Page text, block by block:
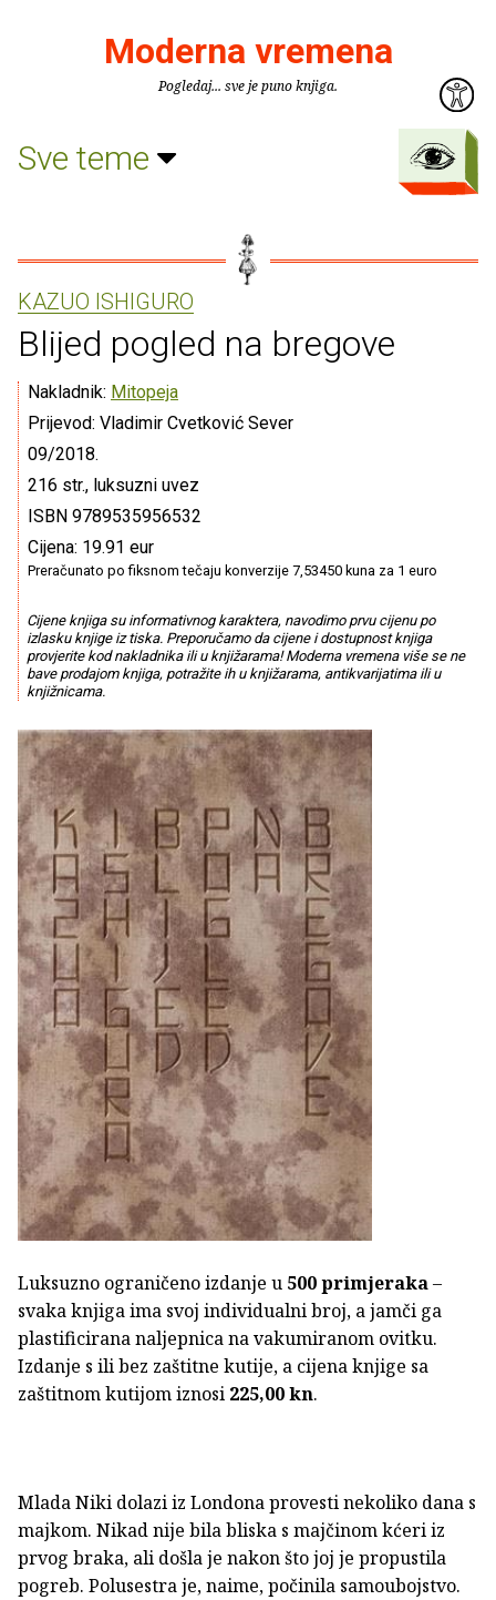
Moderna vremena
Pogledaj... sve je puno knjiga.
Sve teme
KAZUO ISHIGURO
Blijed pogled na bregove
Nakladnik: Mitopeja
Prijevod: Vladimir Cvetković Sever
09/2018.
216 str., luksuzni uvez
ISBN 9789535956532
Cijena: 19.91 eur
Preračunato po fiksnom tečaju konverzije 7,53450 kuna za 1 euro
Cijene knjiga su informativnog karaktera, navodimo prvu cijenu po
izlasku knjige iz tiska. Preporučamo da cijene i dostupnost knjiga
provjerite kod nakladnika ili u knjižarama! Moderna vremena više se ne
bave prodajom knjiga, potražite ih u knjižarama, antikvarijatima ili u
knjižnicama.
Luksuzno ograničeno izdanje u 500 primjeraka–
svaka knjiga ima svoj individualni broj, a jamči ga
plastificirana naljepnica na vakumiranom ovitku.
Izdanje s ili bez zaštitne kutije, a cijena knjige sa
zaštitnom kutijom iznosi 225,00 kn.
Mlada Niki dolazi iz Londona provesti nekoliko dana s
majkom. Nikad nije bila bliska s majčinom kćeri iz
prvog braka, ali došla je nakon što joj je propustila
pogreb. Polusestra je, naime, počinila samoubojstvo.